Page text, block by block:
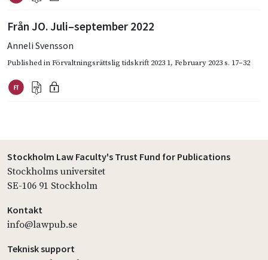
Från JO. Juli–september 2022
Anneli Svensson
Published inFörvaltningsrättslig tidskrift 2023 1, February 2023s. 17–32
Stockholm Law Faculty's Trust Fund for Publications
Stockholms universitet
SE-106 91 Stockholm
Kontakt
info@lawpub.se
Teknisk support